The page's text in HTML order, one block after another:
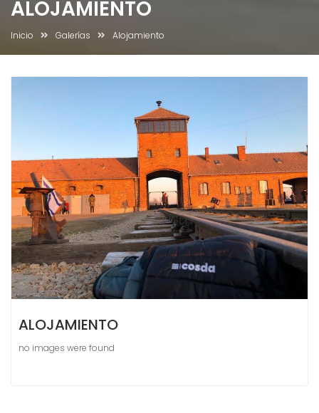
ALOJAMIENTO
Inicio Galerías Alojamiento
ALOJAMIENTO
no images were found